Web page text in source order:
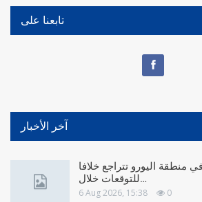
تابعنا على
آخر الأخبار
منطقة اليورو تتراجع خلافا
للتوقعات خلال…
6 Aug 2026, 15:38 0